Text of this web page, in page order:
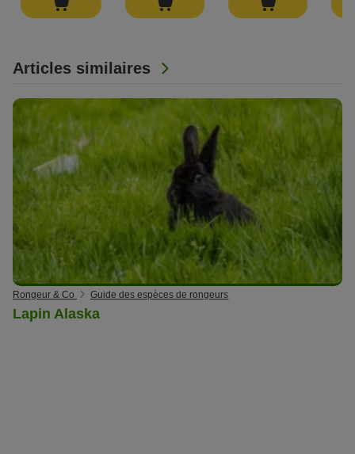
Articles similaires
Rongeur & Co Guide des espèces de rongeurs
Lapin Alaska